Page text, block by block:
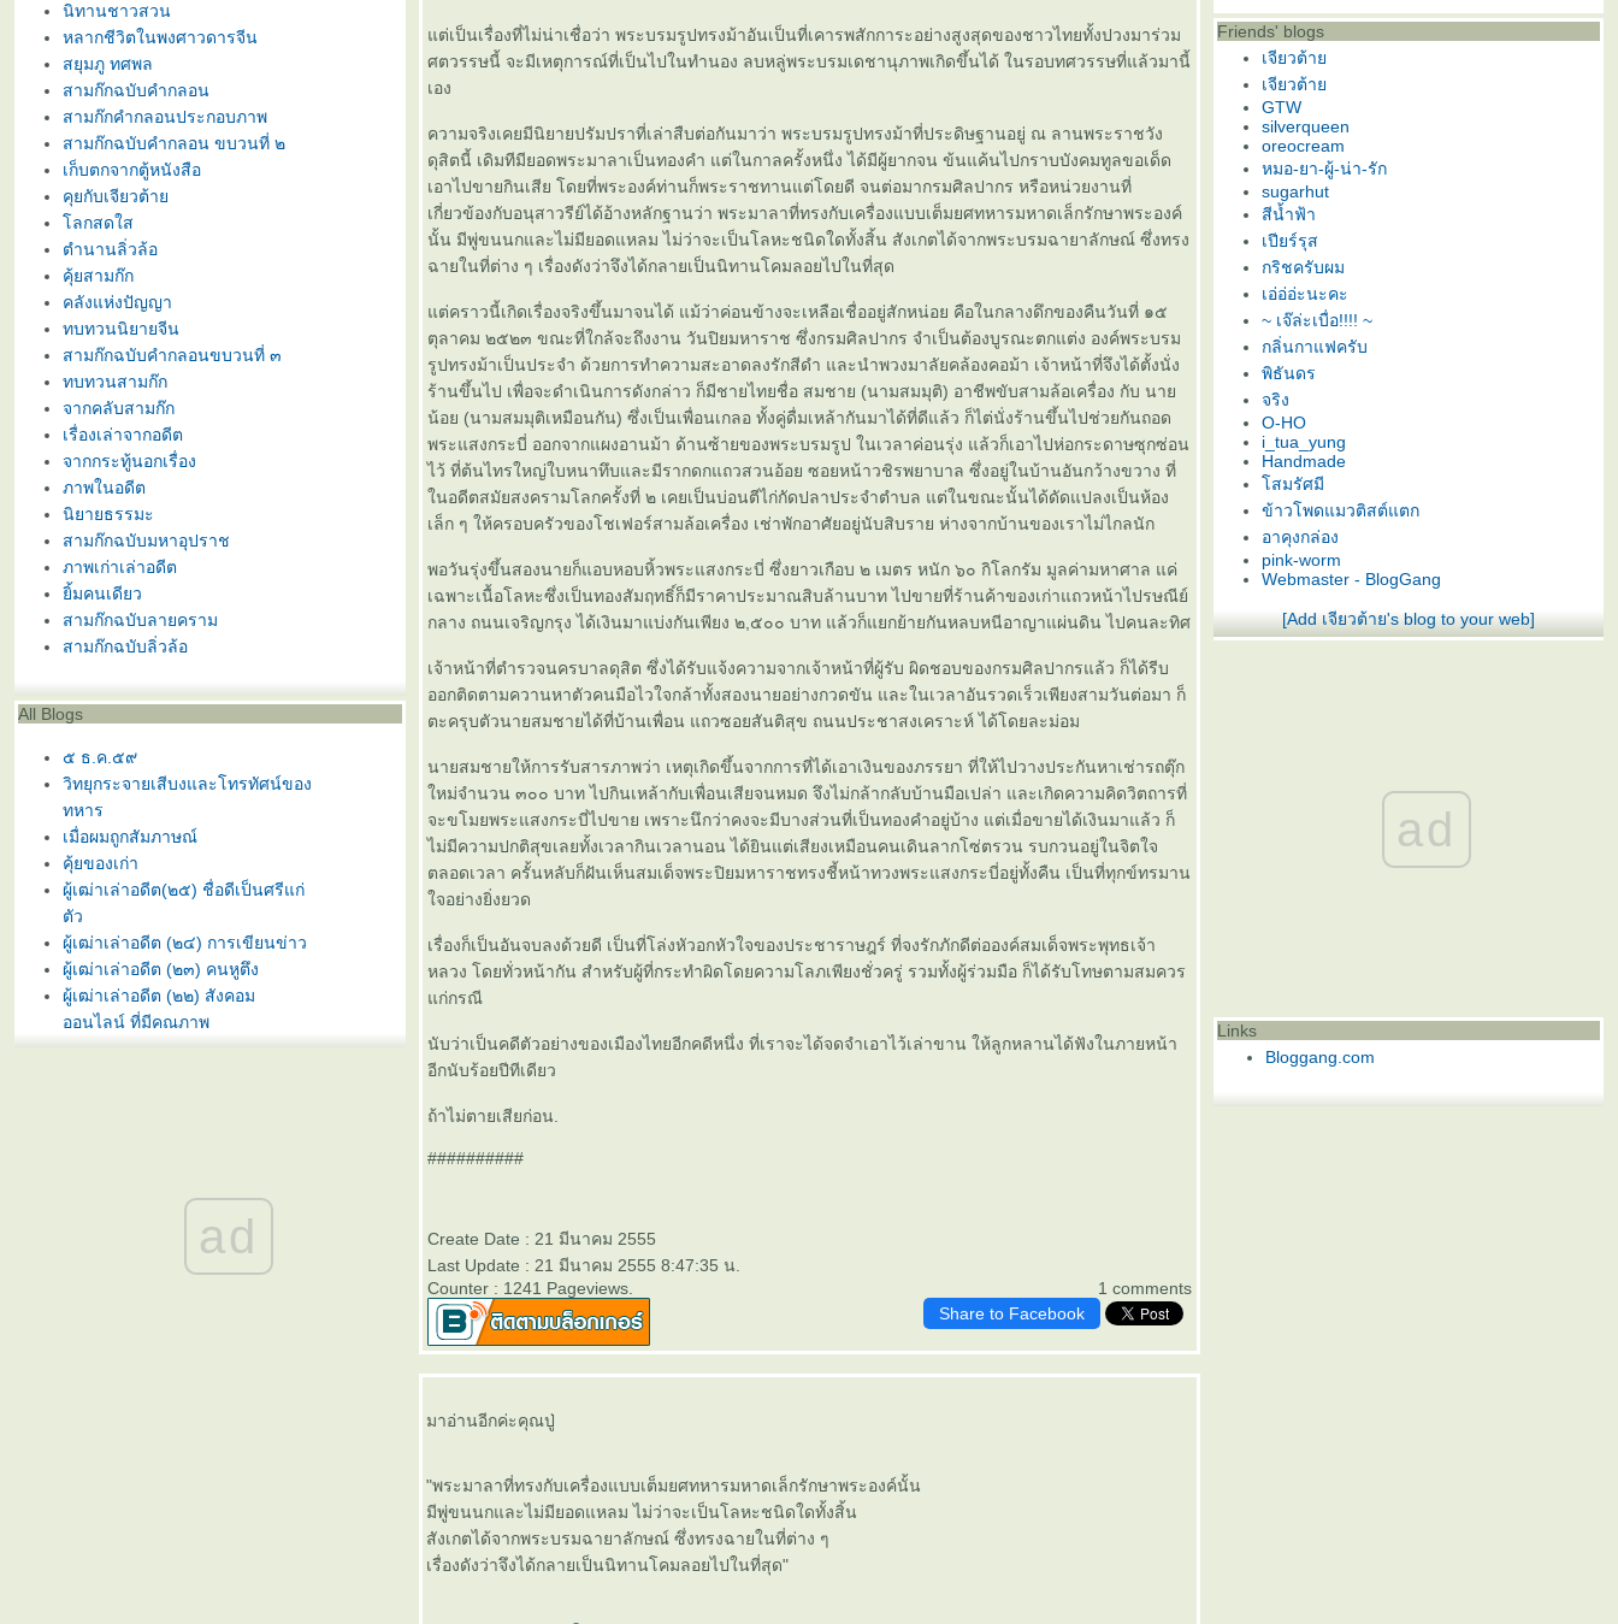
นิทานชาวสวน
หลากชีวิตในพงศาวดารจีน
สยุมภู ทศพล
สามก๊กฉบับคำกลอน
สามก๊กคำกลอนประกอบภาพ
สามก๊กฉบับคำกลอน ขบวนที่ ๒
เก็บตกจากตู้หนังสือ
คุยกับเจียวต้า
ลกสดใส
ตำนานลิ่วล้อ
คุ้ยสามก๊ก
คลังแห่งปัญญา
ทบทวนนิยายจีน
สามก๊กฉบับคำกลอนขบวนที่ ๓
ทบทวนสามก๊ก
จากคลับสามก๊ก
เรื่องเล่าจากอดีต
จากกระทู้นอกเรื่อง
ภาพในอดีต
นิยายธรรมะ
สามก๊กฉบับมหาอุปราช
ภาพเก่าเล่าอดีต
ิ้มคนเดียว
สามก๊กฉบับลายคราม
สามก๊กฉบับลิ่วล้อ
All Blogs
๕ ธ.ค.๕๙
วิทยุกระจายเสีบงและโทรทัศน์ของ
ทหาร
เมื่อผมถูกสัมภาษณ์
คุ้ยของเก่า
ผู้เฒ่าเล่าอดีต(๒๕) ชื่อดีเป็นศรีแก่
ตัว
ผู้เฒ่าเล่าอดีต (๒๔) การเขียนข่าว
ผู้เฒ่าเล่าอดีต (๒๓) คนหูตึง
ผู้เฒ่าเล่าอดีต (๒๒) สังคอม
ออนไลน์ ที่มีคุณภาพ
ผู้เฒ่าเล่าอดีต (๑๗) วารสารของ
ad
ต่เป็นเรื่องที่ไม่น่าเชื่อว่า พระบรมรูปทรงม้าอันเป็นที่เคารพสักการะอย่างสูงสุดของชาวไทยทั้งปวงมาร่วม
ศตวรรษนี้ จะมีเหตุการณ์ที่เป็นไปในทำนอง ลบหลู่พระบรมเดชานุภาพเกิดขึ้นได้ ในรอบทศวรรษที่แล้วมานี้
เอง
ความจริงเคยมีนิยายปรัมปราที่เล่าสืบต่อกันมาว่า พระบรมรูปทรงม้าที่ประดิษฐานอยู่ ณ ลานพระราชวัง
ดุสิตนี้ เดิมทีมียอดพระมาลาเป็นทองคำ แต่ในกาลครั้งหนึ่ง ได้มีผู้ยากจน ข้นแค้นไปกราบบังคมทูลขอเด็ด
เอาไปขายกินเสีย โดยที่พระองค์ท่านก็พระราชทานแต่โดยดี จนต่อมากรมศิลปากร หรือหน่วยงานที่
เกี่ยวข้องกับอนุสาวรีย์ได้อ้างหลักฐานว่า พระมาลาที่ทรงกับเครื่องแบบเต็มยศทหารมหาดเล็กรักษาพระองค์
นั้น มีพู่ขนนกและไม่มียอดแหลม ไม่ว่าจะเป็นโลหะชนิดใดทั้งสิ้น สังเกตได้จากพระบรมฉายาลักษณ์ ซึ่งทรง
ฉายในที่ต่าง ๆ เรื่องดังว่าจึงได้กลายเป็นนิทานโคมลอยไปในที่สุด
ต่คราวนี้เกิดเรื่องจริงขึ้นมาจนได้ แม้ว่าค่อนข้างจะเหลือเชื่ออยู่สักหน่อย คือในกลางดึกของคืนวันที่ ๑๕
ตุลาคม ๒๕๒๓ ขณะที่ใกล้จะถึงงาน วันปิยมหาราช ซึ่งกรมศิลปากร จำเป็นต้องบูรณะตกแต่ง องค์พระบรม
รูปทรงม้าเป็นประจำ ด้วยการทำความสะอาดลงรักสีดำ และนำพวงมาลัยคล้องคอม้า เจ้าหน้าที่จึงได้ตั้งนั่ง
ร้านขึ้นไป เพื่อจะดำเนินการดังกล่าว ก็มีชายไทยชื่อ สมชาย (นามสมมุติ) อาชีพขับสามล้อเครื่อง กับ นา
น้อย (นามสมมุติเหมือนกัน) ซึ่งเป็นเพื่อนเกลอ ทั้งคู่ดื่มเหล้ากันมาได้ที่ดีแล้ว ก็ไต่นั่งร้านขึ้นไปช่วยกันถอด
พระแสงกระบี่ ออกจากแผงอานม้า ด้านซ้ายของพระบรมรูป ในเวลาค่อนรุ่ง แล้วก็เอาไปห่อกระดาษซุกซ่อน
ไว้ ที่ต้นไทรใหญ่ใบหนาทึบและมีรากดกแถวสวนอ้อย ซอยหน้าวชิรพยาบาล ซึ่งอยู่ในบ้านอันกว้างขวาง ที่
นอดีตสมัยสงครามโลกครั้งที่ ๒ เคยเป็นบ่อนตีไก่กัดปลาประจำตำบล แต่ในขณะนั้นได้ดัดแปลงเป็นห้อง
เล็ก ๆ ให้ครอบครัวของโชเฟอร์สามล้อเครื่อง เช่าพักอาศัยอยู่นับสิบราย ห่างจากบ้านของเราไม่ไกลนัก
พอวันรุ่งขึ้นสองนายก็แอบหอบหิ้วพระแสงกระบี่ ซึ่งยาวเกือบ ๒ เมตร หนัก ๖๐ กิโลกรัม มูลค่ามหาศาล แค่
เฉพาะเนื้อโลหะซึ่งเป็นทองสัมฤทธิ์ก็มีราคาประมาณสิบล้านบาท ไปขายที่ร้านค้าของเก่าแถวหน้าไปรษณีย์
กลาง ถนนเจริญกรุง ได้เงินมาแบ่งกันเพียง ๒,๕๐๐ บาท แล้วก็แยกย้ายกันหลบหนีอาญาแผ่นดิน ไปคนละทิศ
เจ้าหน้าที่ตำรวจนครบาลดุสิต ซึ่งได้รับแจ้งความจากเจ้าหน้าที่ผู้รับ ผิดชอบของกรมศิลปากรแล้ว ก็ได้รีบ
ออกติดตามควานหาตัวคนมือไวใจกล้าทั้งสองนายอย่างกวดขัน และในเวลาอันรวดเร็วเพียงสามวันต่อมา ก็
ตะครุบตัวนายสมชายได้ที่บ้านเพื่อน แถวซอยสันติสุข ถนนประชาสงเคราะห์ ได้โดยละม่อม
นายสมชายให้การรับสารภาพว่า เหตุเกิดขึ้นจากการที่ได้เอาเงินของภรรยา ที่ให้ไปวางประกันหาเช่ารถตุ๊ก
หม่จำนวน ๓๐๐ บาท ไปกินเหล้ากับเพื่อนเสียจนหมด จึงไม่กล้ากลับบ้านมือเปล่า และเกิดความคิดวิตถารที่
จะขโมยพระแสงกระบี่ไปขาย เพราะนึกว่าคงจะมีบางส่วนที่เป็นทองคำอยู่บ้าง แต่เมื่อขายได้เงินมาแล้ว ก็
ไม่มีความปกติสุขเลยทั้งเวลากินเวลานอน ได้ยินแต่เสียงเหมือนคนเดินลากโซ่ตรวน รบกวนอยู่ในจิตใจ
ตลอดเวลา ครั้นหลับก็ฝันเห็นสมเด็จพระปิยมหาราชทรงชี้หน้าทวงพระแสงกระบี่อยู่ทั้งคืน เป็นที่ทุกข์ทรมาน
จอย่างยิ่งยวด
เรื่องก็เป็นอันจบลงด้วยดี เป็นที่โล่งหัวอกหัวใจของประชาราษฎร์ ที่จงรักภักดีต่อองค์สมเด็จพระพุทธเจ้า
หลวง โดยทั่วหน้ากัน สำหรับผู้ที่กระทำผิดโดยความโลภเพียงชั่วครู่ รวมทั้งผู้ร่วมมือ ก็ได้รับโทษตามสมควร
ก่กรณี
นับว่าเป็นคดีตัวอย่างของเมืองไทยอีกคดีหนึ่ง ที่เราจะได้จดจำเอาไว้เล่าขาน ให้ลูกหลานได้ฟังในภายหน้า
อีกนับร้อยปีทีเดียว
ถ้าไม่ตายเสียก่อน.
##########
Create Date : 21 มีนาคม 2555
Last Update : 21 มีนาคม 2555 8:47:35 น.
1 comments
Counter : 1241 Pageviews.
Share to Facebook
มาอ่านอีกค่ะคุณปู่
"พระมาลาที่ทรงกับเครื่องแบบเต็มยศทหารมหาดเล็กรักษาพระองค์นั้น
มีพู่ขนนกและไม่มียอดแหลม ไม่ว่าจะเป็นโลหะชนิดใดทั้งสิ้น
สังเกตได้จากพระบรมฉายาลักษณ์ ซึ่งทรงฉายในที่ต่าง ๆ
เรื่องดังว่าจึงได้กลายเป็นนิทานโคมลอยไปในที่สุด"
Friends' blogs
เจียวต้า
เจียวต้า
GTW
silverqueen
oreocream
หมอ-ยา-ผู้-น่า-รัก
sugarhut
สีน้ำฟ้า
เปียร์รุส
กริชครับผม
เอ่อ่อ่ะนะคะ
~ เจ๊ล่ะเบื่อ!!!! ~
กลิ่นกาแฟครับ
พิธันดร
จริง
O-HO
i_tua_yung
Handmade
สมรัศมี
ข้าวโพดแมวติสต์แตก
อาคุงกล่อง
pink-worm
Webmaster - BlogGang
[Add เจียวต้าย's blog to your web]
ad
Links
Bloggang.com